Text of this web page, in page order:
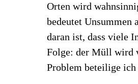
Orten wird
bedeutet Unsummen
daran ist, dass viele
Folge: der Müll wird
Problem beteilige